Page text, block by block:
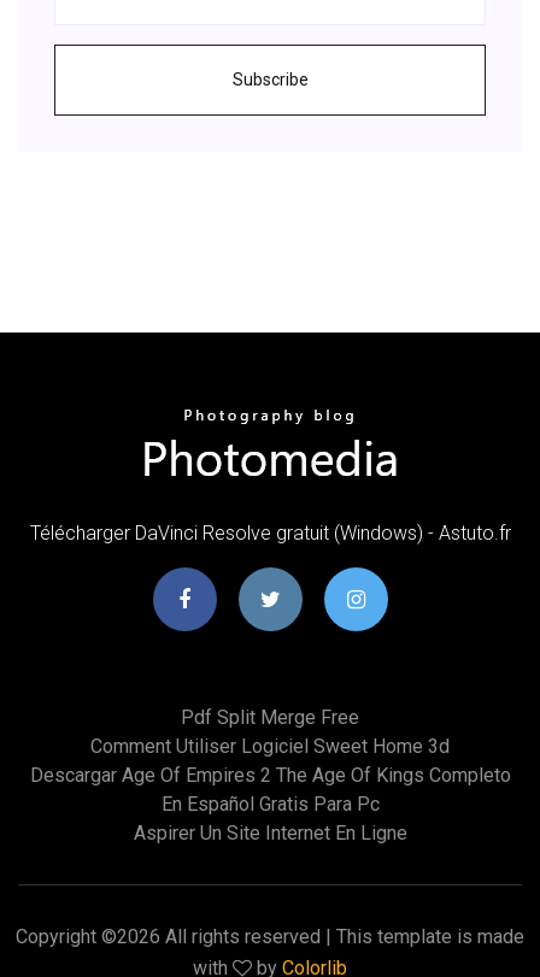
Subscribe
Télécharger DaVinci Resolve gratuit (Windows) - Astuto.fr
Pdf Split Merge Free
Comment Utiliser Logiciel Sweet Home 3d
Descargar Age Of Empires 2 The Age Of Kings Completo
En Español Gratis Para Pc
Aspirer Un Site Internet En Ligne
Copyright ©2026 All rights reserved | This template is made
with
by Colorlib